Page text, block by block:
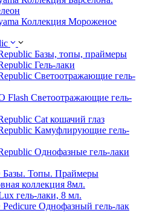
Коллекция Мороженое
Базы, топы, праймеры
Гель-лаки
Светоотражающие гель-
Flash Светоотражающие гель-
Cat кошачий глаз
Камуфлирующие гель-
Однофазные гель-лаки
Базы. Топы. Праймеры
коллекция 8мл.
гель-лаки, 8 мл.
Однофазный гель-лак